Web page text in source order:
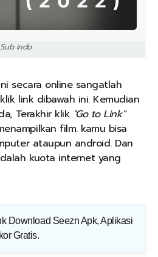
indo
secara online sangatlah
link dibawah ini. Kemudian
Terakhir klik "Go to Link"
film. kamu bisa
ataupun android. Dan
kuota internet yang
Download Seezn Apk, Aplikasi
Gratis.